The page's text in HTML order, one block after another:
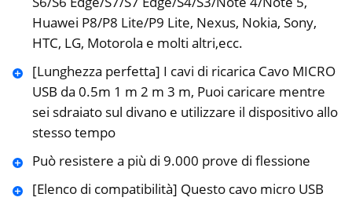
Huawei P8/P8 Lite/P9 Lite, Nexus, Nokia, Sony,
HTC, LG, Motorola e molti altri,ecc.
[Lunghezza perfetta] I cavi di ricarica Cavo MICRO
USB da 0.5m 1 m 2 m 3 m, Puoi caricare mentre
sei sdraiato sul divano e utilizzare il dispositivo allo
stesso tempo
Può resistere a più di 9.000 prove di flessione
[Elenco di compatibilità] Questo cavo micro USB